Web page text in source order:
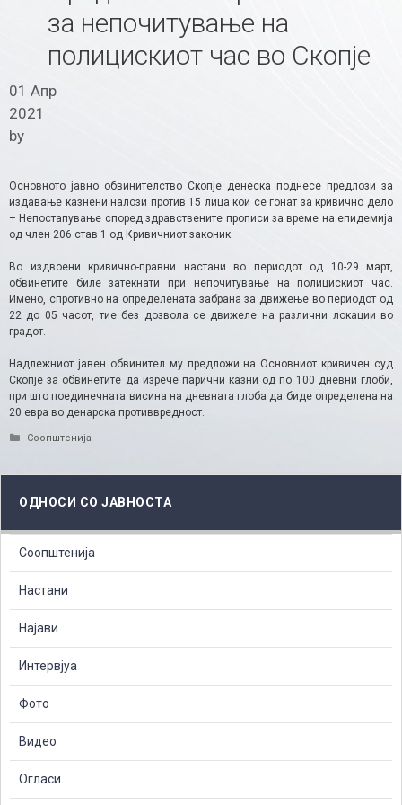
за непочитување на
полицискиот час во Скопје
01 Апр
2021
by
Основното јавно обвинителство Скопје денеска поднесе предлози за
издавање казнени налози против 15 лица кои се гонат за кривично дело
– Непостапување според здравствените прописи за време на епидемија
од член 206 став 1 од Кривичниот законик.
Во издвоени кривично-правни настани во периодот од 10-29 март,
обвинетите биле затекнати при непочитување на полицискиот час.
Имено, спротивно на определената забрана за движење во периодот од
22 до 05 часот, тие без дозвола се движеле на различни локации во
градот.
Надлежниот јавен обвинител му предложи на Основниот кривичен суд
Скопје за обвинетите да изрече парични казни од по 100 дневни глоби,
при што поединечната висина на дневната глоба да биде определена на
20 евра во денарска противвредност.​
Categories
Соопштенија
ОДНОСИ СО ЈАВНОСТА
Соопштенија
Настани
Најави
Интервјуа
Фото
Видео
Огласи